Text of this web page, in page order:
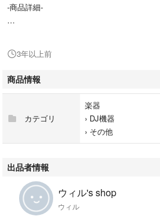
-商品詳細-
DJプレイに最も適した設計のクッションハ
にヘッドホンに拘束される煩わしさを解消
す。
再生したい場所を探すときには周りの音を
は非常に便利です。両手を使いたい場合に
肩の間にはさんで使用すること で、両手が
キャリングバッグが付属します。
NumarkのRedphoneは特別で優れたサウン
3年以上前
商品情報
カテゴリ
楽器
› DJ機器
› その他
出品者情報
ウィル's shop
ウィル